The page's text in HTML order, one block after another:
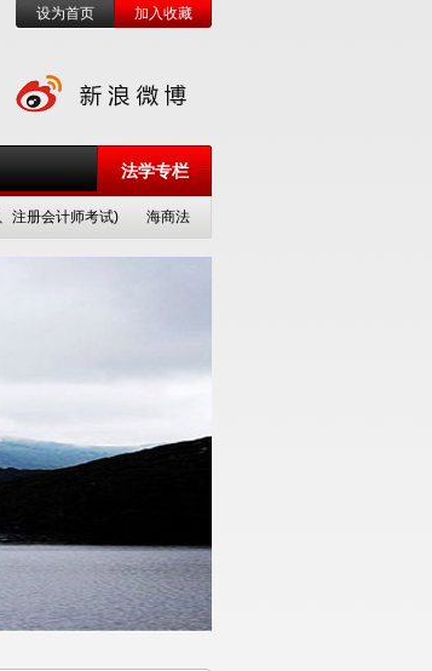
设为首页 加入收藏
法学专栏
注册会计师考试) 海商法